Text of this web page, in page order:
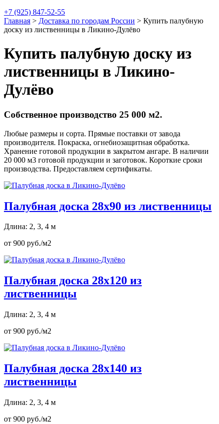
+7 (925) 847-52-55
Главная > Доставка по городам России > Купить палубную
доску из лиственницы в Ликино-Дулёво
Купить палубную доску из
лиственницы в Ликино-
Дулёво
Собственное производство 25 000 м2.
Любые размеры и сорта. Прямые поставки от завода
производителя. Покраска, огнебиозащитная обработка.
Хранение готовой продукции в закрытом ангаре. В наличии
20 000 м3 готовой продукции и заготовок. Короткие сроки
производства. Предоставляем сертификаты.
Палубная доска 28х90 из лиственницы
Длина: 2, 3, 4 м
от 900 руб./м2
Палубная доска 28х120 из
лиственницы
Длина: 2, 3, 4 м
от 900 руб./м2
Палубная доска 28х140 из
лиственницы
Длина: 2, 3, 4 м
от 900 руб./м2